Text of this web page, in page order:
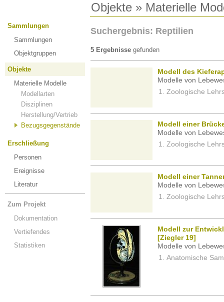
Objekte » Materielle
Sammlungen
Sammlungen
Objektgruppen
Objekte
Materielle Modelle
Modellarten
Disziplinen
Herstellung/Vertrieb
Bezugsgegenstände
Erschließung
Personen
Ereignisse
Literatur
Zum Projekt
Dokumentation
Vertiefendes
Statistiken
Suchergebnis: Reptilien
5 Ergebnisse gefunden
Modell des
Modelle von
Zoologische
Modell einer
Modelle von
Zoologische
Modell einer
Modelle von
Zoologische
Modell zur
[Ziegler 19]
Modelle von
Anatomische